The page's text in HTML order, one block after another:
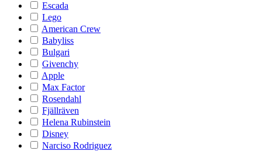
Escada
Lego
American Crew
Babyliss
Bulgari
Givenchy
Apple
Max Factor
Rosendahl
Fjällräven
Helena Rubinstein
Disney
Narciso Rodriguez